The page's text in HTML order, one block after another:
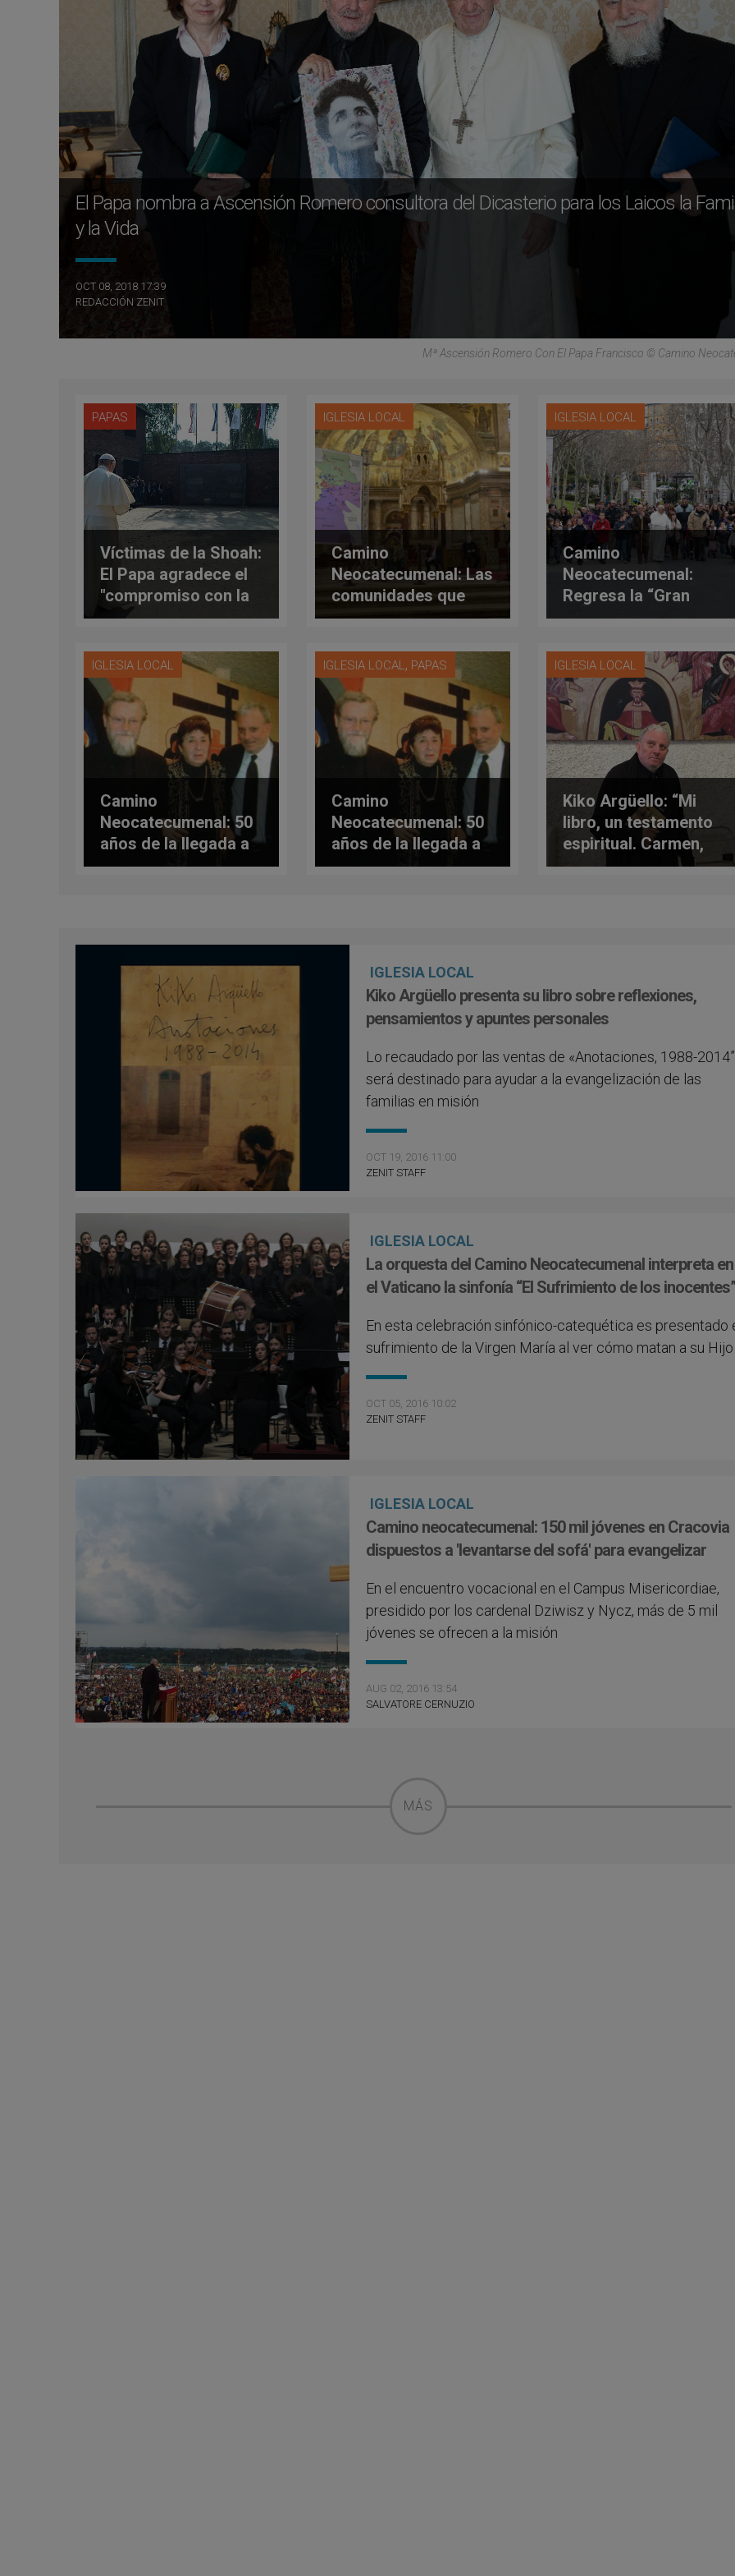
El Papa nombra a Ascensión Romero consultora del Dicasterio para los Laicos la
y la Vida
OCT 08, 2018 17:39
REDACCIÓN ZENIT
Mª Ascensión Romero Con El Papa Francisco © Camino
PAPAS
Víctimas de la Shoah:
El Papa agradece el
"compromiso con la
reconciliación"
IGLESIA LOCAL
Camino
Neocatecumenal: Las
comunidades que
enviará el Papa ya
IGLESIA LOCAL
Camino
Neocatecumenal:
Regresa la “Gran
Misión” en las plazas
IGLESIA LOCAL
Camino
Neocatecumenal: 50
años de la llegada a
Roma (II)
IGLESIA LOCAL, PAPAS
Camino
Neocatecumenal: 50
años de la llegada a
Roma (I)
IGLESIA LOCAL
Kiko Argüello: “Mi
libro, un testamento
espiritual. Carmen,
insustituible…”
IGLESIA LOCAL
Kiko Argüello presenta su libro sobre reflexiones,
pensamientos y apuntes personales
Lo recaudado por las ventas de «Anotaciones, 1988-2014”
será destinado para ayudar a la evangelización de las
familias en misión
OCT 19, 2016 11:00
ZENIT STAFF
IGLESIA LOCAL
La orquesta del Camino Neocatecumenal interpreta en
el Vaticano la sinfonía “El Sufrimiento de los
En esta celebración sinfónico-catequética es presentado
sufrimiento de la Virgen María al ver cómo matan a su Hijo
OCT 05, 2016 10:02
ZENIT STAFF
IGLESIA LOCAL
Camino neocatecumenal: 150 mil jóvenes en Cracovia
dispuestos a 'levantarse del sofá' para evangelizar
En el encuentro vocacional en el Campus Misericordiae,
presidido por los cardenal Dziwisz y Nycz, más de 5 mil
jóvenes se ofrecen a la misión
AUG 02, 2016 13:54
SALVATORE CERNUZIO
MÁS